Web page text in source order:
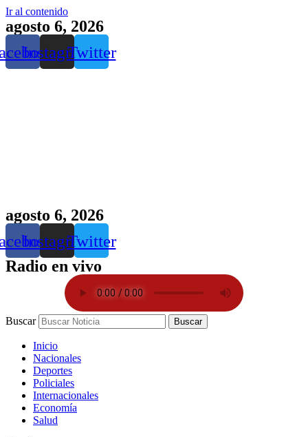
Ir al contenido
agosto 6, 2026
InstagramTwitter
agosto 6, 2026
InstagramTwitter
Radio en vivo
Buscar Buscar
Inicio
Nacionales
Deportes
Policiales
Internacionales
Economía
Salud